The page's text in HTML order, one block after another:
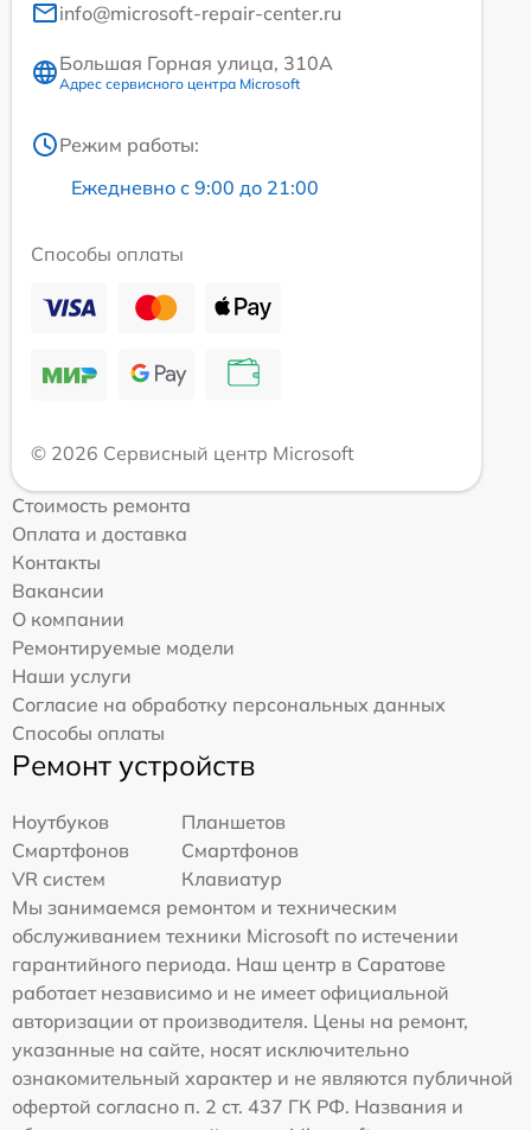
info@microsoft-repair-center.ru
Большая Горная улица, 310А
Адрес сервисного центра Microsoft
Режим работы:
Ежедневно с 9:00 до 21:00
Способы оплаты
© 2026 Сервисный центр Microsoft
Стоимость ремонта
Оплата и доставка
Контакты
Вакансии
О компании
Ремонтируемые модели
Наши услуги
Согласие на обработку персональных данных
Способы оплаты
Ремонт устройств
Ноутбуков
Планшетов
Смартфонов
Смартфонов
VR систем
Клавиатур
Мы занимаемся ремонтом и техническим
обслуживанием техники Microsoft по истечении
гарантийного периода. Наш центр в Саратове
работает независимо и не имеет официальной
авторизации от производителя. Цены на ремонт,
указанные на сайте, носят исключительно
ознакомительный характер и не являются публичной
офертой согласно п. 2 ст. 437 ГК РФ. Названия и